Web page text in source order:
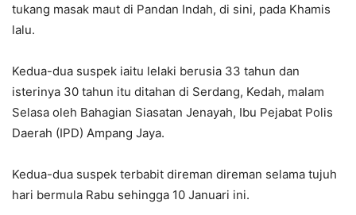
tukang masak maut di Pandan Indah, di sini, pada Khamis
lalu.
Kedua-dua suspek iaitu lelaki berusia 33 tahun dan
isterinya 30 tahun itu ditahan di Serdang, Kedah, malam
Selasa oleh Bahagian Siasatan Jenayah, Ibu Pejabat Polis
Daerah (IPD) Ampang Jaya.
Kedua-dua suspek terbabit direman direman selama tujuh
hari bermula Rabu sehingga 10 Januari ini.